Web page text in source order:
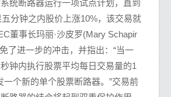
统断路器运行一项试点计划，直到
分钟之内股价上涨10%，该交易就
董事长玛丽·沙皮罗(Mary Schapir
了进一步的冲击，并指出：“当一
钟内执行股票平均每日交易量的1
一个新的单个股票断路器。”交易前